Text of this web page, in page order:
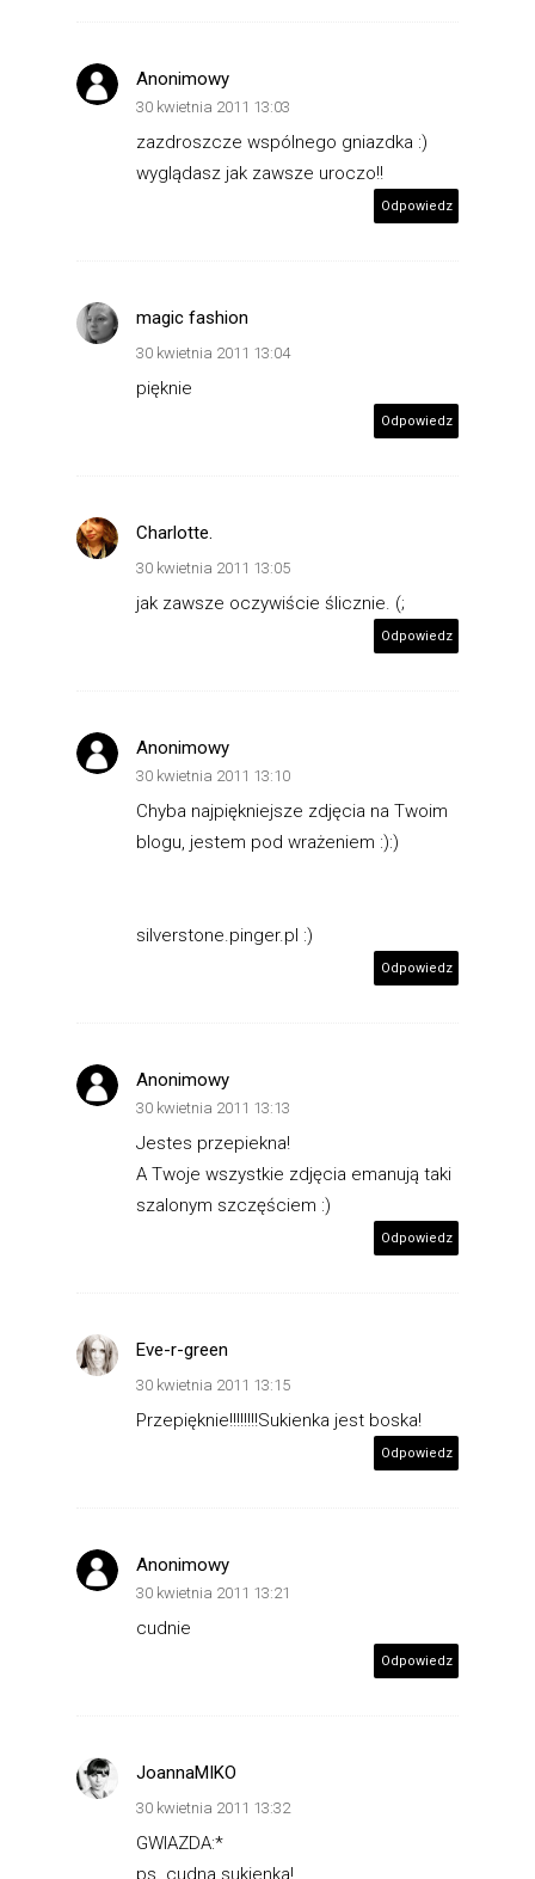
Anonimowy
30 kwietnia 2011 13:03
zazdroszcze wspólnego gniazdka :)
wyglądasz jak zawsze uroczo!!
Odpowiedz
magic fashion
30 kwietnia 2011 13:04
pięknie
Odpowiedz
Charlotte.
30 kwietnia 2011 13:05
jak zawsze oczywiście ślicznie. (;
Odpowiedz
Anonimowy
30 kwietnia 2011 13:10
Chyba najpiękniejsze zdjęcia na Twoim
blogu, jestem pod wrażeniem :):)
silverstone.pinger.pl :)
Odpowiedz
Anonimowy
30 kwietnia 2011 13:13
Jestes przepiekna!
A Twoje wszystkie zdjęcia emanują taki
szalonym szczęściem :)
Odpowiedz
Eve-r-green
30 kwietnia 2011 13:15
Przepięknie!!!!!!!!Sukienka jest boska!
Odpowiedz
Anonimowy
30 kwietnia 2011 13:21
cudnie
Odpowiedz
JoannaMIKO
30 kwietnia 2011 13:32
GWIAZDA:*